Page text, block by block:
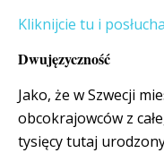
Kliknijcie tu i
Dwujęzyczność
Jako, że w Szwecji
obcokrajowców z
tysięcy tutaj